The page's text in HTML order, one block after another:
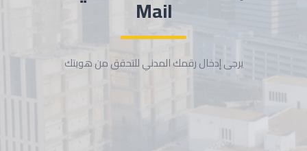
Mail
يرجى إدخال رقمك المدني للتحقق من هويتك